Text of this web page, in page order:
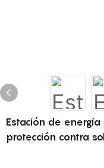
Estación de
protección contra